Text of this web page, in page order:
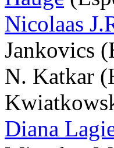
Nicolaas
Jankovics
N. Katkar
Diana